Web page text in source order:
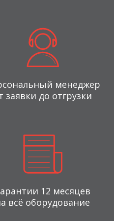
менеджер
заявки до отгрузки
12 месяцев
всё оборудование